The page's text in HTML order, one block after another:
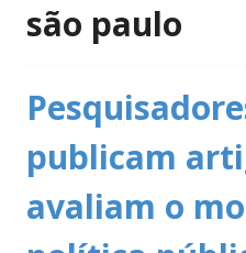
são paulo
publicam
avaliam o